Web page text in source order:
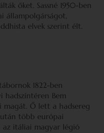
őket. Sassné 1950-ben
állampolgárságot,
elvek szerint élt.
1822-ben
hadszíntéren Bem
Ő lett a hadsereg
több európai
az itáliai magyar légió